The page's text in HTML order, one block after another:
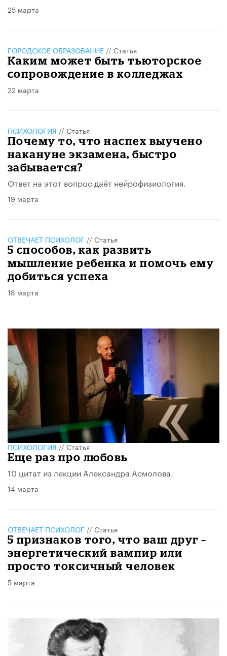
25 марта
ГОРОДСКОЕ ОБРАЗОВАНИЕ // Статья
Каким может быть тьюторское
сопровождение в колледжах
22 марта
ПСИХОЛОГИЯ // Статья
Почему то, что наспех выучено
накануне экзамена, быстро
забывается?
Ответ на этот вопрос даёт нейрофизиология.
19 марта
ОТВЕЧАЕТ ПСИХОЛОГ // Статья
5 способов, как развить
мышление ребенка и помочь ему
добиться успеха
18 марта
ПСИХОЛОГИЯ//Статья
Еще раз про любовь
10 цитат из лекции Александра Асмолова.
14 марта
ОТВЕЧАЕТ ПСИХОЛОГ // Статья
5 признаков того, что ваш друг –
энергетический вампир или
просто токсичный человек
5 марта